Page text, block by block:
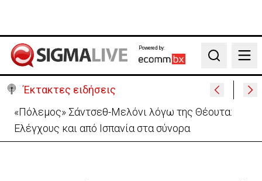
Powered by:
Search
Έκτακτες ειδήσεις
30 χρόνια από τις δολοφονίες Ισαάκ-Σολωμού-
Εκδήλωση μνήμης απόψε στο Παραλίμνι